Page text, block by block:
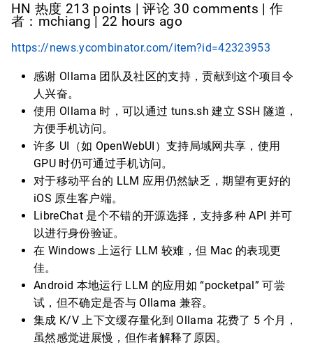
HN 热度 213 points | 评论 30 comments | 作
者：mchiang | 22 hours ago
https://news.ycombinator.com/item?id=42323953
感谢 Ollama 团队及社区的支持，贡献到这个项目令
人兴奋。
使用 Ollama 时，可以通过 tuns.sh 建立 SSH 隧道，
方便手机访问。
许多 UI（如 OpenWebUI）支持局域网共享，使用
GPU 时仍可通过手机访问。
对于移动平台的 LLM 应用仍然缺乏，期望有更好的
iOS 原生客户端。
LibreChat 是个不错的开源选择，支持多种 API 并可
以进行身份验证。
在 Windows 上运行 LLM 较难，但 Mac 的表现更
佳。
Android 本地运行 LLM 的应用如 “pocketpal” 可尝
试，但不确定是否与 Ollama 兼容。
集成 K/V 上下文缓存量化到 Ollama 花费了 5 个月，
虽然感觉进展慢，但作者解释了原因。